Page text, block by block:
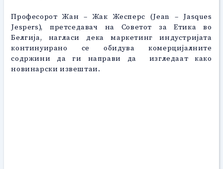
Професорот Жан – Жак Жесперс (Jean – Jasques
Jespers), претседавач на Советот за Етика во
Белгија, нагласи дека маркетинг индустријата
континуирано се обидува комерцијалните
содржини да ги направи да изгледаат како
новинарски извештаи.